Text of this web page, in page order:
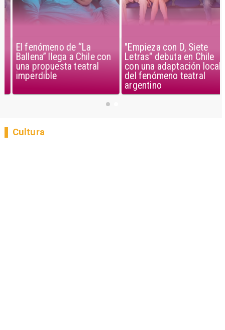
El fenómeno de “La
Ballena” llega a Chile con
una propuesta teatral
imperdible
"Empieza con D, Siete
Letras" debuta en Chile
con una adaptación local
del fenómeno teatral
argentino
Cultura